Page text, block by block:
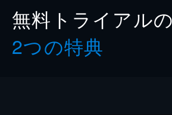
無料トライアルの
2つの特典